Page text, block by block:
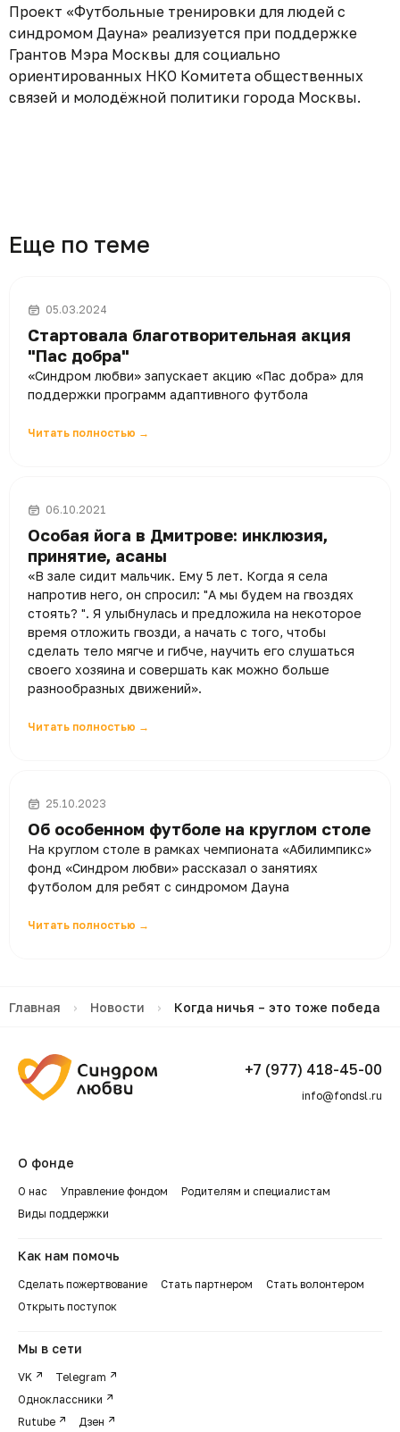
Проект «Футбольные тренировки для людей с
синдромом Дауна» реализуется при поддержке
Грантов Мэра Москвы для социально
ориентированных НКО Комитета общественных
связей и молодёжной политики города Москвы.
Еще по теме
05.03.2024
Стартовала благотворительная акция
"Пас добра"
«Синдром любви» запускает акцию «Пас добра» для
поддержки программ адаптивного футбола
Читать полностью →
06.10.2021
Особая йога в Дмитрове: инклюзия,
принятие, асаны
«В зале сидит мальчик. Ему 5 лет. Когда я села
напротив него, он спросил: "А мы будем на гвоздях
стоять? ". Я улыбнулась и предложила на некоторое
время отложить гвозди, а начать с того, чтобы
сделать тело мягче и гибче, научить его слушаться
своего хозяина и совершать как можно больше
разнообразных движений».
Читать полностью →
25.10.2023
Об особенном футболе на круглом столе
На круглом столе в рамках чемпионата «Абилимпикс»
фонд «Синдром любви» рассказал о занятиях
футболом для ребят с синдромом Дауна
Читать полностью →
Главная › Новости › Когда ничья – это тоже победа
+7 (977) 418-45-00
info@fondsl.ru
О фонде
О нас Управление фондом
Родителям и специалистам
Виды поддержки
Как нам помочь
Сделать пожертвование Стать партнером
Стать волонтером
Открыть поступок
Мы в сети
VK
Telegram
Одноклассники
Rutube
Дзен